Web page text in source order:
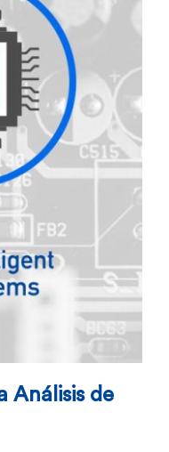
Análisis de